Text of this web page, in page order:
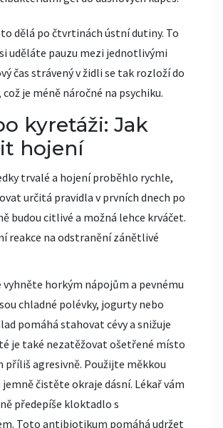
dělá po čtvrtinách ústní dutiny. To
uděláte pauzu mezi jednotlivými
čas strávený v židli se tak rozloží do
je méně náročné na psychiku.
kyretáži: Jak
hojení
trvalé a hojení proběhlo rychle,
určitá pravidla v prvních dnech po
budou citlivé a možná lehce krváčet.
reakce na odstranění zánětlivé
vyhněte horkým nápojům a pevnému
chladné polévky, jogurty nebo
pomáhá stahovat cévy a snižuje
je také nezatěžovat ošetřené místo
příliš agresivně. Použijte měkkou
čistěte okraje dásní. Lékař vám
předepíše kloktadlo s
Toto antibiotikum pomáhá udržet